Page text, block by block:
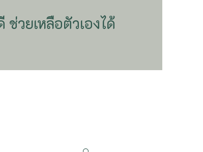
วยเหลือตัวเองได้